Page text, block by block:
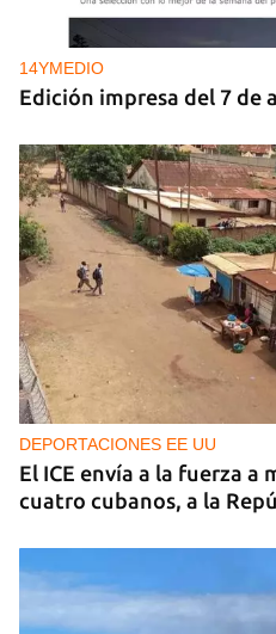
Ortega le teme a las
pueblo
14YMEDIO
Edición impresa del 7 de
DEPORTACIONES EE UU
El ICE envía a la fuerza
cuatro cubanos, a la